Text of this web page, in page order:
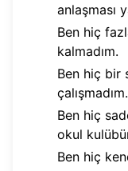
anlaşması
Ben hiç
kalmadım.
Ben hiç bir
çalışmadım.
Ben hiç
okul
Ben hiç